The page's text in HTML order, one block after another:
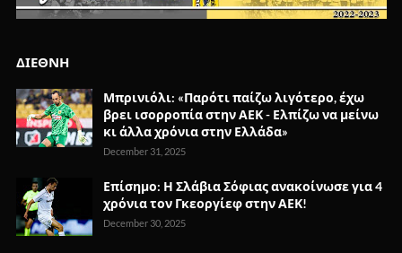
ΔΙΕΘΝΗ
Μπρινιόλι: «Παρότι παίζω λιγότερο, έχω
βρει ισορροπία στην ΑΕΚ - Ελπίζω να μείνω
κι άλλα χρόνια στην Ελλάδα»
December 31, 2025
Επίσημο: Η Σλάβια Σόφιας ανακοίνωσε για 4
χρόνια τον Γκεοργίεφ στην ΑΕΚ!
December 30, 2025